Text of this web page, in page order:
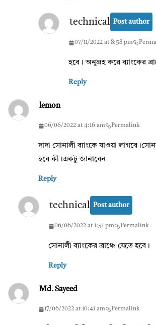
technical Post author
07/11/2022 at 8:58 pm
হবে। অনুগ্রহ করে ব্যাংকের
Reply
lemon
06/06/2022 at 4:16 am Permalink
দাদা সোনালী ব্যাংকে যাওয়া
হবে কী।একটু জানাবেন
Reply
technical Post author
06/06/2022 at 1:51 pm Permalink
সোনালী ব্যাংকের ব্রাঞ্চে যেতে হবে।
Reply
Md. Sayeed
17/06/2022 at 10:41 am Permalink